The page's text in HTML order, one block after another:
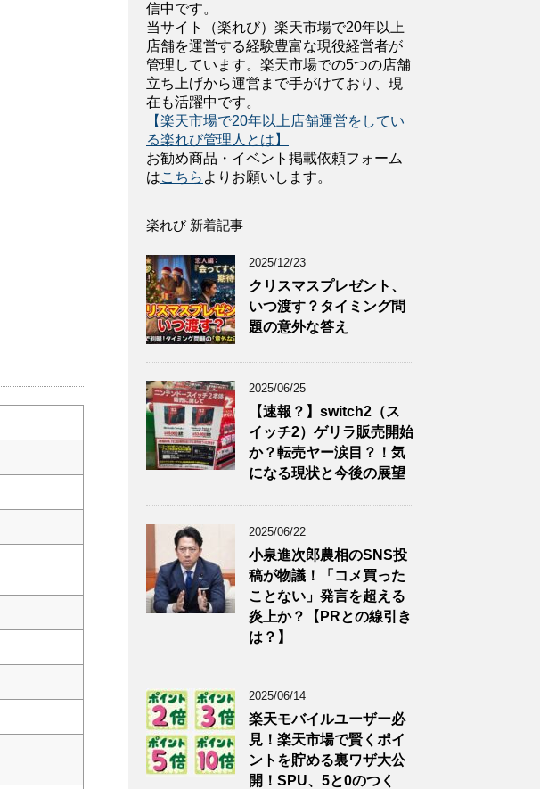
信中です。
当サイト（楽れび）楽天市場で20年以上
店舗を運営する経験豊富な現役経営者が
管理しています。楽天市場での5つの店舗
立ち上げから運営まで手がけており、現
在も活躍中です。
【楽天市場で20年以上店舗運営をしてい
る楽れび管理人とは】
お勧め商品・イベント掲載依頼フォーム
はこちら よりお願いします。
楽れび 新着記事
2025/12/23
クリスマスプレゼント、
いつ渡す？タイミング問
題の意外な答え
2025/06/25
【速報？】switch2（ス
イッチ2）ゲリラ販売開始
か？転売ヤー涙目？！気
になる現状と今後の展望
2025/06/22
小泉進次郎農相のSNS投
稿が物議！「コメ買った
ことない」発言を超える
炎上か？【PRとの線引き
は？】
2025/06/14
楽天モバイルユーザー必
見！楽天市場で賢くポイ
ントを貯める裏ワザ大公
開！SPU、5と0のつく